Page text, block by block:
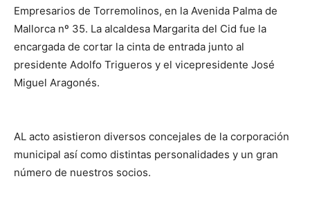
Empresarios de Torremolinos, en la Avenida Palma de
Mallorca nº 35. La alcaldesa Margarita del Cid fue la
encargada de cortar la cinta de entrada junto al
presidente Adolfo Trigueros y el vicepresidente José
Miguel Aragonés.
AL acto asistieron diversos concejales de la corporación
municipal así como distintas personalidades y un gran
número de nuestros socios.